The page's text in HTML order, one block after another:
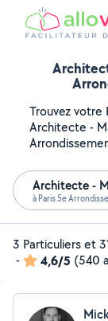
Trouvez votre
Architecte -
Architecte -
à Paris 5e
3 Particuliers et
-
4,6/5 (540